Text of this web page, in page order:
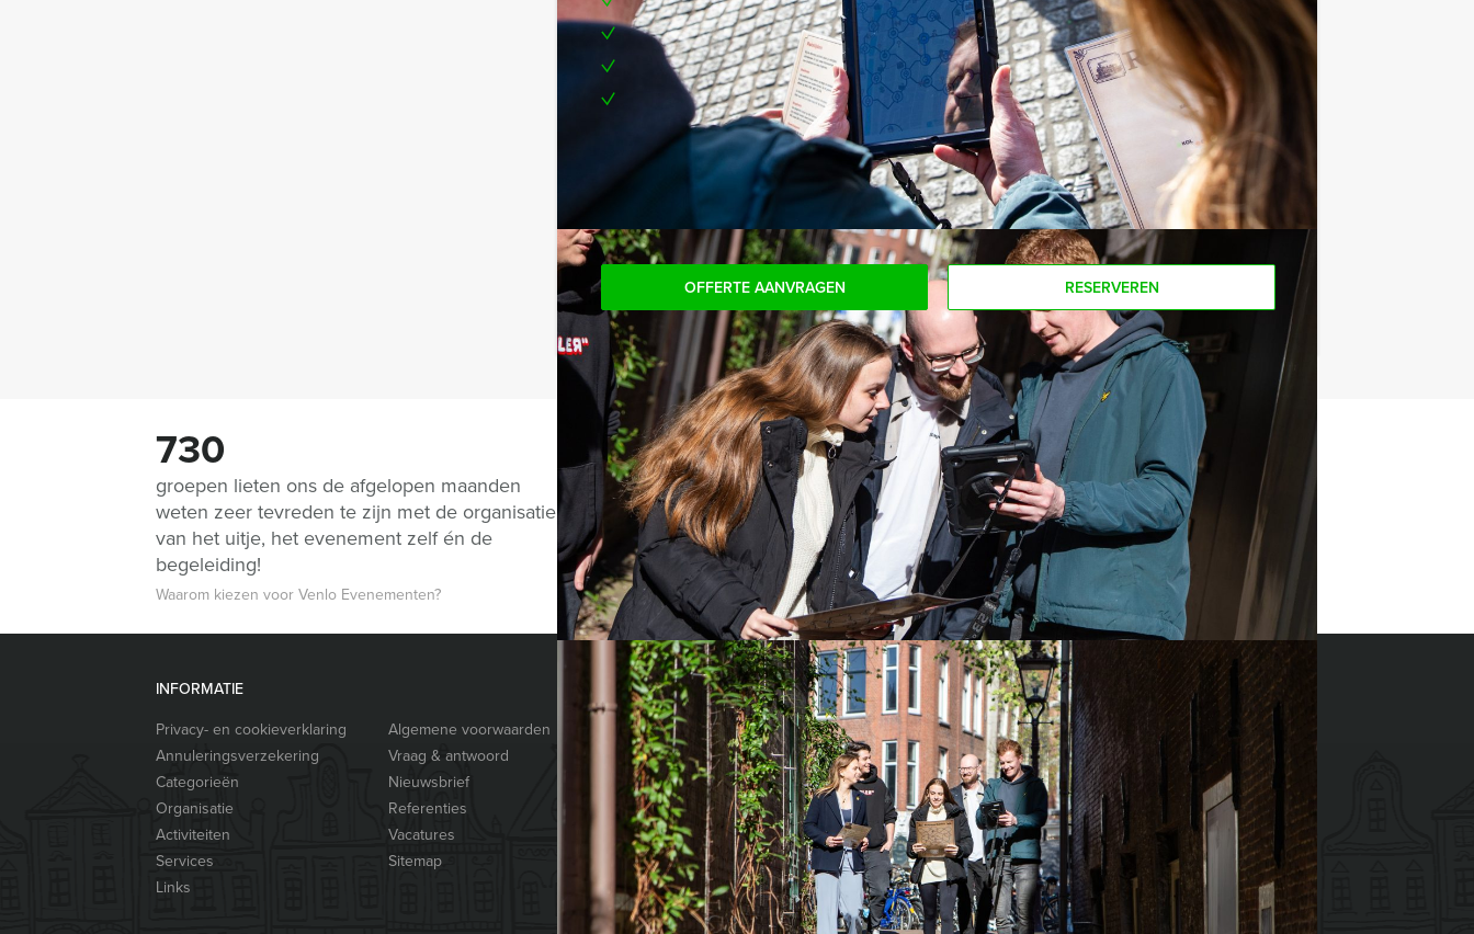
Uitgebreid diner in drie verschillende restaurants
Een leuke prijs voor het winnende team
Te boeken op de door jullie gewenste dag en tijdstip!
Komen jullie niet aan het minimale aantal deelnemers voor dit avontuurlijke groepsuitje
van Venlo Evenementen? Als je bereid bent voor het minimale aantal te betalen, kan je
ook gewoon voor minder personen boeken.
OFFERTE AANVRAGEN RESERVEREN
730
groepen lieten ons de afgelopen maanden
weten zeer tevreden te zijn met de organisatie
van het uitje, het evenement zelf én de
begeleiding!
Waarom kiezen voor Venlo Evenementen?
Vragen over dit uitje?
CHAT MET MAAIKE BEL 077 206 4000
INFORMATIE
Privacy- en cookieverklaring
Algemene voorwaarden
Annuleringsverzekering
Vraag & antwoord
Categorieën
Nieuwsbrief
Organisatie
Referenties
Activiteiten
Vacatures
Services
Sitemap
Links
VENLO EVENEMENTEN
Postbus 368
5900 AJVenlo
The Netherlands
077 206 4000
© Venlo Evenementen 2026